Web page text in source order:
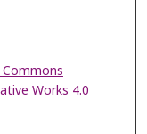
Works 4.0